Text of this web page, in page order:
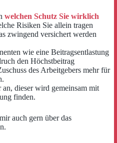
welchen Schutz Sie wirklich
Risiken Sie allein tragen
zwingend versichert werden
wie eine Beitragsentlastung
den Höchstbeitrag
des Arbeitgebers mehr für
an, dieser wird gemeinsam mit
finden.
auch gern über das